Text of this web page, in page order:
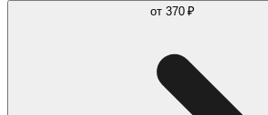
от 370 ₽